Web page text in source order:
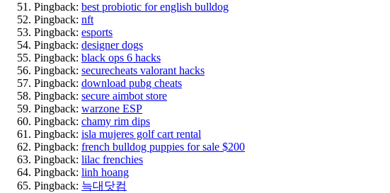
Pingback: best probiotic for english bulldog
Pingback: nft
Pingback: esports
Pingback: designer dogs
Pingback: black ops 6 hacks
Pingback: securecheats valorant hacks
Pingback: download pubg cheats
Pingback: secure aimbot store
Pingback: warzone ESP
Pingback: chamy rim dips
Pingback: isla mujeres golf cart rental
Pingback: french bulldog puppies for sale $200
Pingback: lilac frenchies
Pingback: linh hoang
Pingback: 늑대닷컴